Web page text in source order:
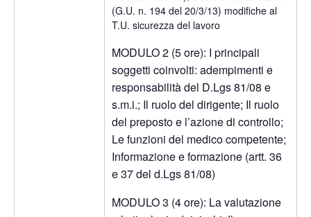
(G.U. n. 194 del 20/3/13) modifiche al
T.U. sicurezza del lavoro
MODULO 2 (5 ore): I principali
soggetti coinvolti: adempimenti e
responsabilità del D.Lgs 81/08 e
s.m.i.; Il ruolo del dirigente; Il ruolo
del preposto e l’azione di controllo;
Le funzioni del medico competente;
Informazione e formazione (artt. 36
e 37 del d.Lgs 81/08)
MODULO 3 (4 ore): La valutazione